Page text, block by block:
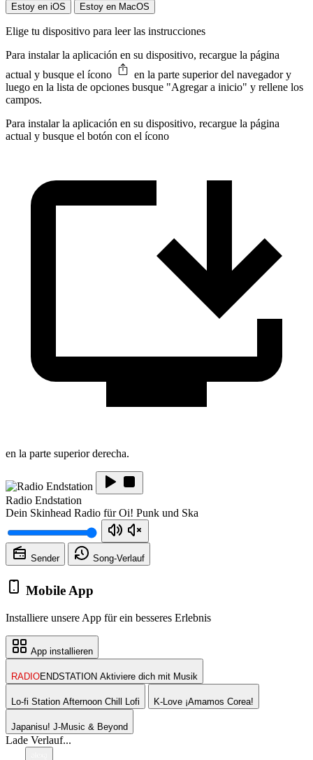
Estoy en iOS Estoy en MacOS
Elige tu dispositivo para leer las instrucciones
Para instalar la aplicación en su dispositivo, recargue la página
actual y busque el ícono
en la parte superior del navegador y
luego en la lista de opciones busque "Agregar a inicio" y rellene los
campos.
Para instalar la aplicación en su dispositivo, recargue la página
actual y busque el botón con el ícono
en la parte superior derecha.
Radio Endstation
Dein Skinhead Radio für Oi! Punk und Ska
Sender Song-Verlauf
Mobile App
Installiere unsere App für ein besseres Erlebnis
App installieren
RADIOENDSTATION Aktiviere dich mit Musik
Lo-fi Station Afternoon Chill Lofi K-Love ¡Amamos Corea!
Japanisu! J-Music & Beyond
Lade Verlauf...